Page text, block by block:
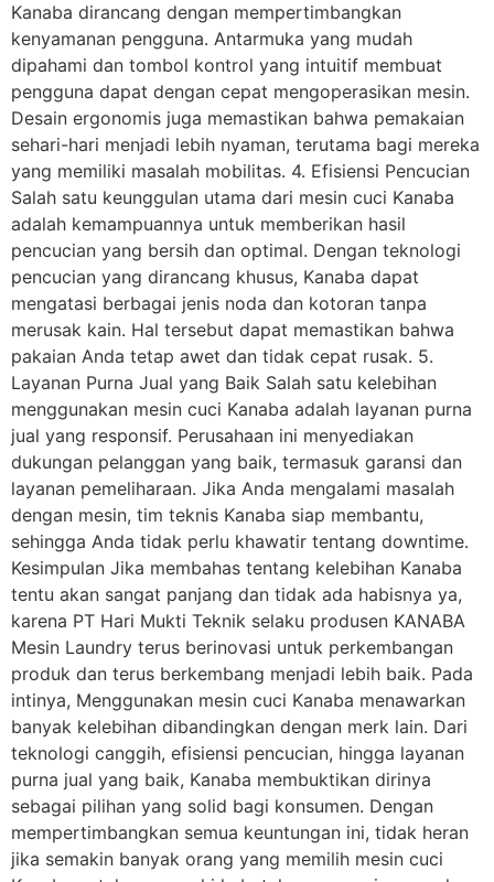
Kanaba dirancang dengan mempertimbangkan
kenyamanan pengguna. Antarmuka yang mudah
dipahami dan tombol kontrol yang intuitif membuat
pengguna dapat dengan cepat mengoperasikan mesin.
Desain ergonomis juga memastikan bahwa pemakaian
sehari-hari menjadi lebih nyaman, terutama bagi mereka
yang memiliki masalah mobilitas. 4. Efisiensi Pencucian
Salah satu keunggulan utama dari mesin cuci Kanaba
adalah kemampuannya untuk memberikan hasil
pencucian yang bersih dan optimal. Dengan teknologi
pencucian yang dirancang khusus, Kanaba dapat
mengatasi berbagai jenis noda dan kotoran tanpa
merusak kain. Hal tersebut dapat memastikan bahwa
pakaian Anda tetap awet dan tidak cepat rusak. 5.
Layanan Purna Jual yang Baik Salah satu kelebihan
menggunakan mesin cuci Kanaba adalah layanan purna
jual yang responsif. Perusahaan ini menyediakan
dukungan pelanggan yang baik, termasuk garansi dan
layanan pemeliharaan. Jika Anda mengalami masalah
dengan mesin, tim teknis Kanaba siap membantu,
sehingga Anda tidak perlu khawatir tentang downtime.
Kesimpulan Jika membahas tentang kelebihan Kanaba
tentu akan sangat panjang dan tidak ada habisnya ya,
karena PT Hari Mukti Teknik selaku produsen KANABA
Mesin Laundry terus berinovasi untuk perkembangan
produk dan terus berkembang menjadi lebih baik. Pada
intinya, Menggunakan mesin cuci Kanaba menawarkan
banyak kelebihan dibandingkan dengan merk lain. Dari
teknologi canggih, efisiensi pencucian, hingga layanan
purna jual yang baik, Kanaba membuktikan dirinya
sebagai pilihan yang solid bagi konsumen. Dengan
mempertimbangkan semua keuntungan ini, tidak heran
jika semakin banyak orang yang memilih mesin cuci